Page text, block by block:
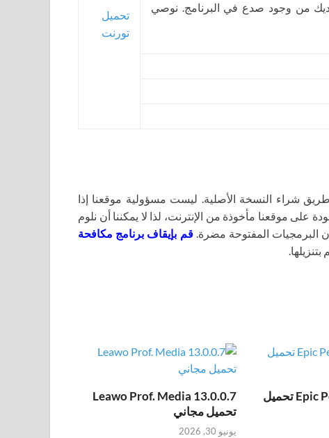
تحميل
تورنت
من وجود صدع في البرنامج. نوصي
النسخة الأصلية. ليست مسؤولية موقعنا إذا
على موقعنا مأخوذة من الإنترنت، لذا لا يمكننا أن نلوم
البرمجيات المفتوحة مضرة.قم بإيقاف برنامج مكافحة
Epic Pen Pro 3.12.172 تحميل
Leawo Prof. Media 13.0.0.7
تحميل مجاني
يونيو 30, 2026